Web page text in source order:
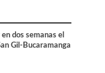
dos semanas el
Gil-Bucaramanga